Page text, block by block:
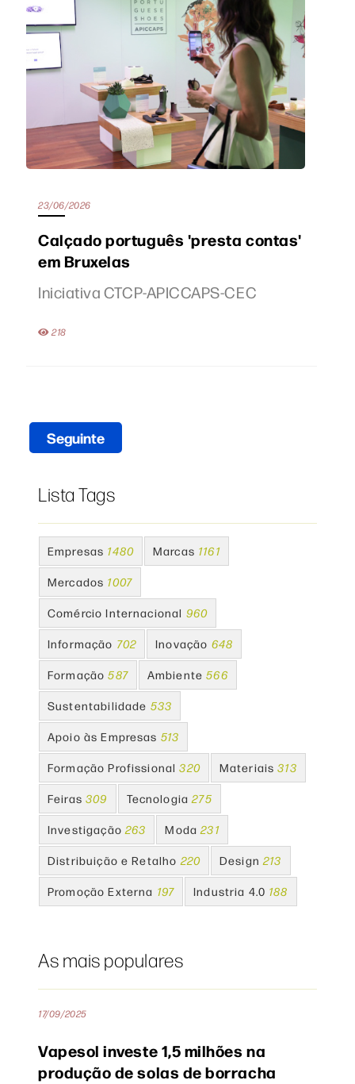
23/06/2026
Calçado português 'presta contas'
em Bruxelas
Iniciativa CTCP-APICCAPS-CEC
218
Seguinte
Lista Tags
Empresas 1480 Marcas 1161
Mercados 1007
Comércio Internacional 960
Informação 702 Inovação 648
Formação 587 Ambiente 566
Sustentabilidade 533
Apoio às Empresas 513
Formação Profissional 320 Materiais 313
Feiras 309 Tecnologia 275
Investigação 263 Moda 231
Distribuição e Retalho 220 Design 213
Promoção Externa 197 Industria 4.0 188
As mais populares
17/09/2025
Vapesol investe 1,5 milhões na
produção de solas de borracha